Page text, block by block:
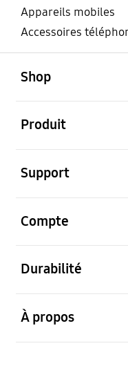
Appareils mobiles
Accessoires
Shop
Produit
Support
Compte
Durabilité
À propos